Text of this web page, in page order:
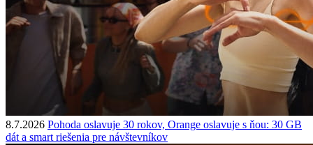
8.7.2026 Pohoda oslavuje 30 rokov, Orange oslavuje s ňou: 30 GB
dát a smart riešenia pre návštevníkov